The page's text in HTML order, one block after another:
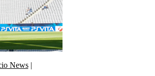
News|